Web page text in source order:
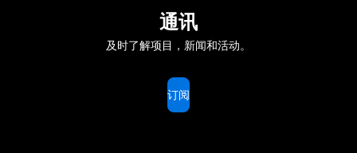
通讯
及时了解项目，新闻和活动。
订阅